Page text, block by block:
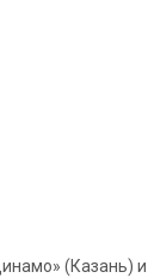
(Казань)